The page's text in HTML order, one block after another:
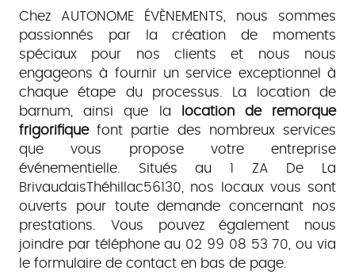
Chez AUTONOME ÉVÈNEMENTS, nous sommes
passionnés par la création de moments
spéciaux pour nos clients et nous nous
engageons à fournir un service exceptionnel à
chaque étape du processus. La location de
barnum, ainsi que la
location de remorque
frigorifiquefont partie des nombreux services
que vous propose votre entreprise
événementielle. Situés au 1 ZA De La
BrivaudaisThéhillac56130, nos locaux vous sont
ouverts pour toute demande concernant nos
prestations. Vous pouvez également nous
joindre par téléphone au 02 99 08 53 70, ou via
le formulaire de contact en bas de page.